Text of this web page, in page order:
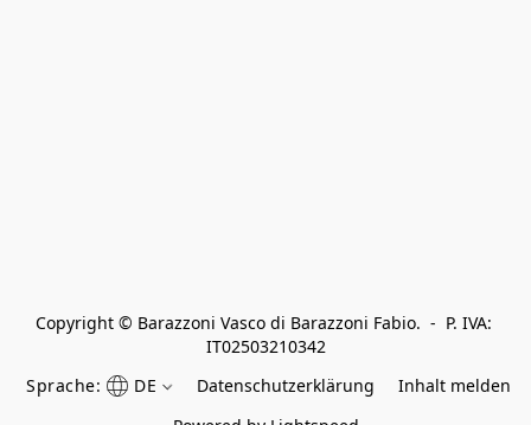
Copyright © Barazzoni Vasco di Barazzoni Fabio.  -  P. IVA:
IT02503210342
Sprache:
DE Datenschutzerklärung
Inhalt melden